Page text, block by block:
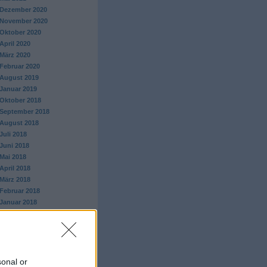
or
Dezember 2020
November 2020
Oktober 2020
April 2020
März 2020
Februar 2020
August 2019
Januar 2019
Oktober 2018
September 2018
August 2018
Juli 2018
Juni 2018
Mai 2018
April 2018
März 2018
Februar 2018
Januar 2018
2017
August 2017